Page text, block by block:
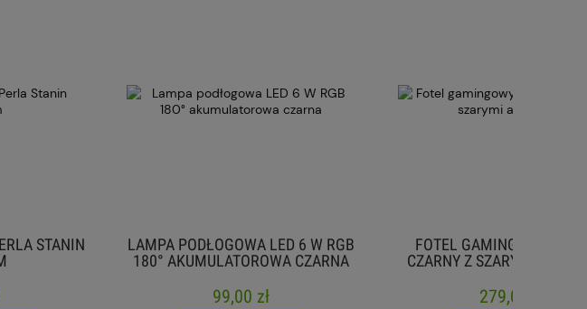
LAMPA PODŁOGOWA LED 6 W RGB
180° AKUMULATOROWA CZARNA
FOTEL GAMINGOWY ARAGON
CZARNY Z SZARYMI AKCENTAMI